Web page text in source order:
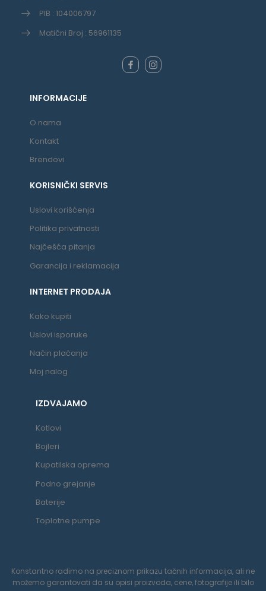
PIB : 104006797
Matični Broj : 56961135
INFORMACIJE
O nama
Kontakt
Brendovi
KORISNIČKI SERVIS
Uslovi korišćenja
Politika privatnosti
Najčešća pitanja
Garancija i reklamacija
INTERNET PRODAJA
Kako kupiti
Uslovi isporuke
Način plaćanja
Moj nalog
IZDVAJAMO
Kotlovi
Bojleri
Kupatilska oprema
Podno grejanje
Baterije
Toplotne pumpe
Konstantno radimo na preciznom prikazu tačnih informacija, ali ne
možemo garantovati da su opisi proizvoda, cene, fotografije ili bilo